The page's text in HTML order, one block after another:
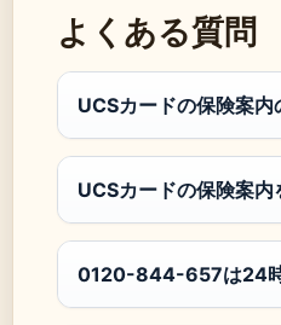
よくある質問
UCSカードの保険案
UCSカードの保険案内
0120-844-657は24